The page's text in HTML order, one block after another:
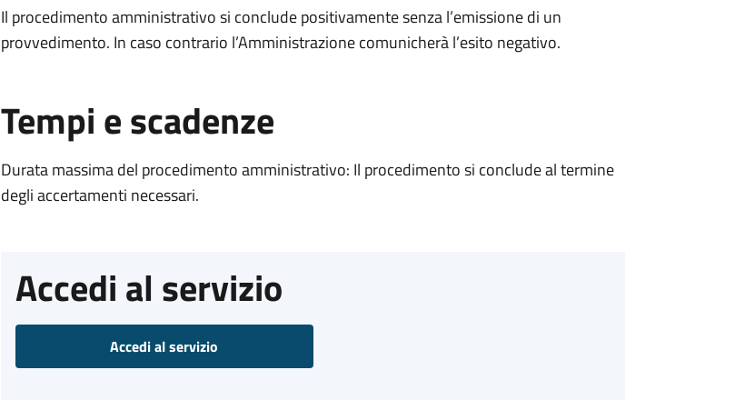
Il procedimento amministrativo si conclude positivamente senza l’emissione di un
provvedimento. In caso contrario l’Amministrazione comunicherà l’esito negativo.
Tempi e scadenze
Durata massima del procedimento amministrativo: Il procedimento si conclude al termine
degli accertamenti necessari.
Accedi al servizio
Accedi al servizio